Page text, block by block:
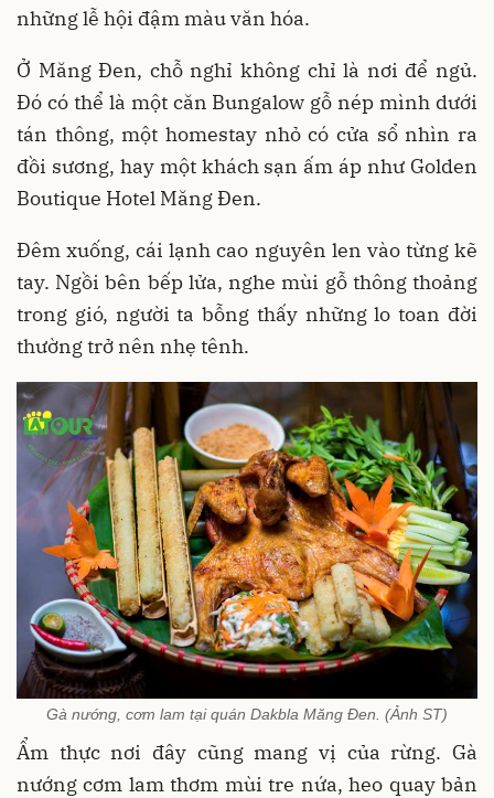
những lễ hội đậm màu văn hóa.
Ở Măng Đen, chỗ nghỉ không chỉ là nơi để ngủ.
Đó có thể là một căn Bungalow gỗ nép mình dưới
tán thông, một homestay nhỏ có cửa sổ nhìn ra
đồi sương, hay một khách sạn ấm áp như Golden
Boutique Hotel Măng Đen.
Đêm xuống, cái lạnh cao nguyên len vào từng kẽ
tay. Ngồi bên bếp lửa, nghe mùi gỗ thông thoảng
trong gió, người ta bỗng thấy những lo toan đời
thường trở nên nhẹ tênh.
Gà nướng, cơm lam tại quán Dakbla Măng Đen. (Ảnh ST)
Ẩm thực nơi đây cũng mang vị của rừng. Gà
nướng cơm lam thơm mùi tre nứa, heo quay bản